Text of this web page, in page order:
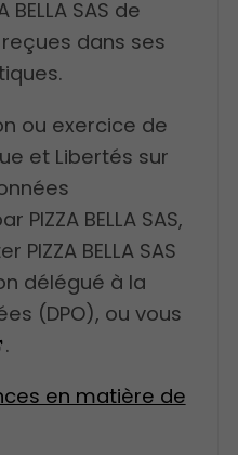
SAS de
dans ses
ou exercice de
et Libertés sur
BELLA SAS,
BELLA SAS
délégué à la
(DPO), ou vous
.
en matière de